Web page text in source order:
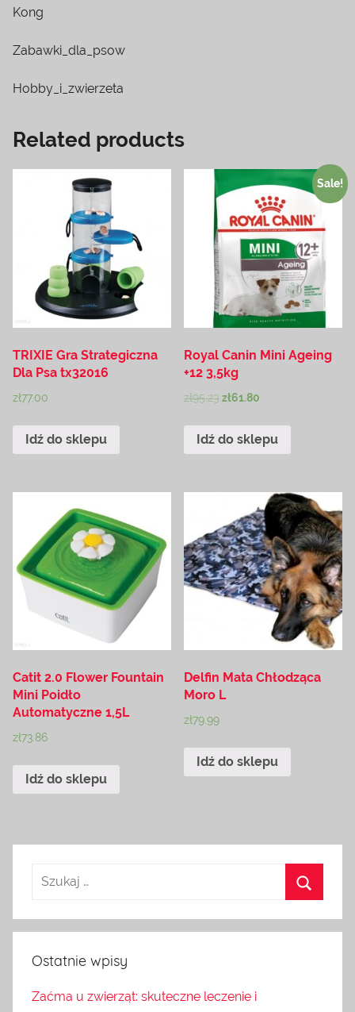
Kong
Zabawki_dla_psow
Hobby_i_zwierzeta
Related products
TRIXIE Gra Strategiczna
Dla Psa tx32016
zł77.00
Idź do sklepu
Sale!
Royal Canin Mini Ageing
+12 3,5kg
zł95.23 zł61.80
Idź do sklepu
Catit 2.0 Flower Fountain
Mini Poidło
Automatyczne 1,5L
zł73.86
Idź do sklepu
Delfin Mata Chłodząca
Moro L
zł79.99
Idź do sklepu
Ostatnie wpisy
Zaćma u zwierząt: skuteczne leczenie i